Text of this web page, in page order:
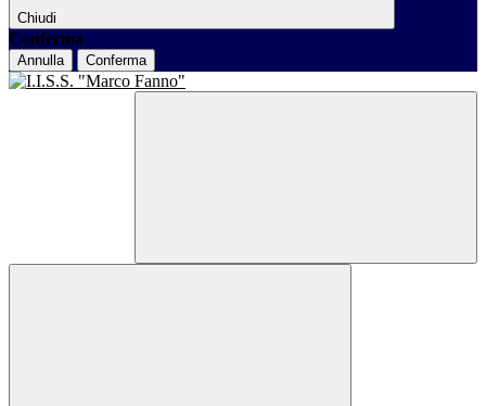
Chiudi
Conferma
Annulla Conferma